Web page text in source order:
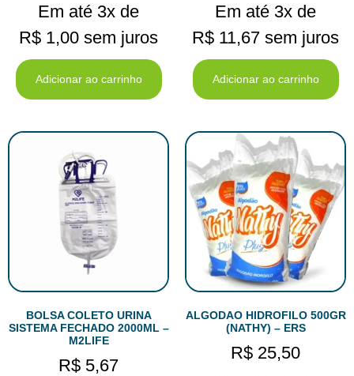
Em até 3x de
R$ 1,00 sem juros
Adicionar ao carrinho
Em até 3x de
R$ 11,67 sem juros
Adicionar ao carrinho
BOLSA COLETO URINA
SISTEMA FECHADO 2000ML –
M2LIFE
R$ 5,67
ALGODAO HIDROFILO 500GR
(NATHY) – ERS
R$ 25,50